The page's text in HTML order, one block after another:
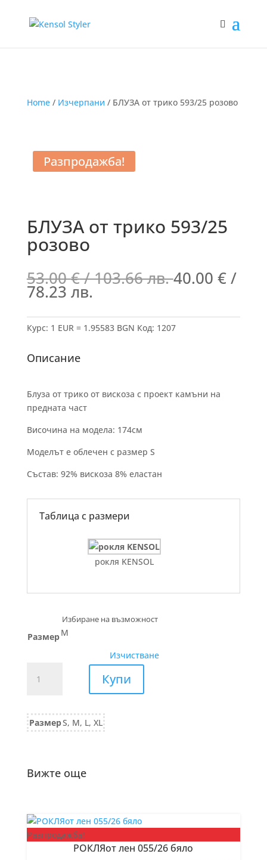
Home/ Изчерпани / БЛУЗА от трико 593/25 розово
Разпродажба!
БЛУЗА от трико 593/25
розово
53.00€/ 103.66 лв.40.00 €/
78.23 лв.
Курс: 1 EUR = 1.95583 BGN Код: 1207
Описание
Блуза от трико от вискоза с проект камъни на
предната част
Височина на модела: 174см
Моделът е облечен с размер S
Състав: 92% вискоза 8% еластан
Таблица с размери
рокля KENSOL
РазмерM
Изчистване
трико
Купи
РазмерS, M, L, XL
Вижте още
Разпродажба!
РОКЛЯот лен 055/26 бяло